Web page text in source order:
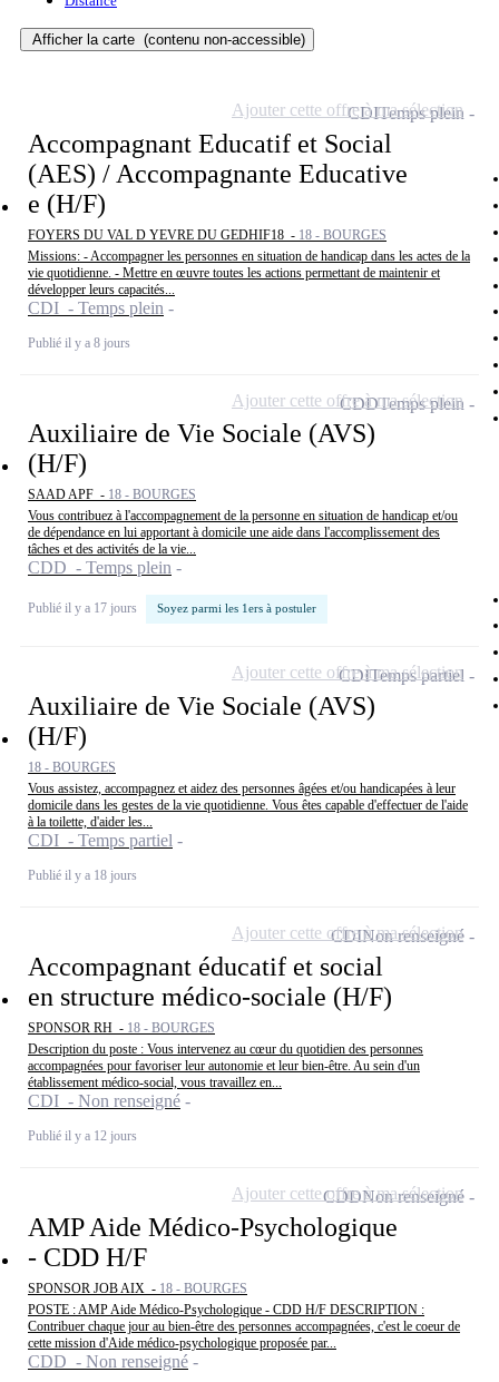
Afficher la carte (contenu non-accessible)
Accompagnant Educatif et Social
(AES) / Accompagnante Educative
e (H/F)
FOYERS DU VAL D YEVRE DU GEDHIF18 - 18 - BOURGES
Missions: - Accompagner les personnes en situation de handicap dans les actes de la
vie quotidienne. - Mettre en œuvre toutes les actions permettant de maintenir et
développer leurs capacités...
CDI - Temps plein
Publié il y a 8 jours
CDITemps plein
Ajouter cette offre à ma sélection
Auxiliaire de Vie Sociale (AVS)
(H/F)
SAAD APF - 18 - BOURGES
Vous contribuez à l'accompagnement de la personne en situation de handicap et/ou
de dépendance en lui apportant à domicile une aide dans l'accomplissement des
tâches et des activités de la vie...
CDD - Temps plein
Publié il y a 17 jours Soyez parmi les 1ers à postuler
CDDTemps plein
Ajouter cette offre à ma sélection
Auxiliaire de Vie Sociale (AVS)
(H/F)
18 - BOURGES
Vous assistez, accompagnez et aidez des personnes âgées et/ou handicapées à leur
domicile dans les gestes de la vie quotidienne. Vous êtes capable d'effectuer de l'aide
à la toilette, d'aider les...
CDI - Temps partiel
Publié il y a 18 jours
CDITemps partiel
Ajouter cette offre à ma sélection
Accompagnant éducatif et social
en structure médico-sociale (H/F)
SPONSOR RH - 18 - BOURGES
Description du poste : Vous intervenez au cœur du quotidien des personnes
accompagnées pour favoriser leur autonomie et leur bien-être. Au sein d'un
établissement médico-social, vous travaillez en...
CDI - Non renseigné
Publié il y a 12 jours
CDINon renseigné
Ajouter cette offre à ma sélection
AMP Aide Médico-Psychologique
- CDD H/F
SPONSOR JOB AIX - 18 - BOURGES
POSTE : AMP Aide Médico-Psychologique - CDD H/F DESCRIPTION :
Contribuer chaque jour au bien-être des personnes accompagnées, c'est le coeur de
cette mission d'Aide médico-psychologique proposée par...
CDD - Non renseigné
CDDNon renseigné
Ajouter cette offre à ma sélection